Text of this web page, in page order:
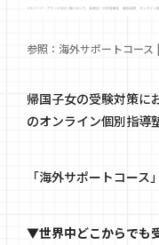
参照： 海外サポートコー
帰国子女の受験対策に
のオンライン個別指導
「海外サポートコース
▼世界中どこからでも